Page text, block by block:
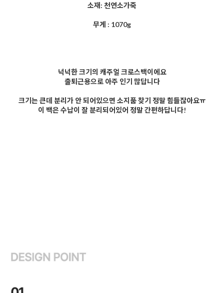
소재: 천연소가죽
무게 : 1070g
넉넉한 크기의 캐주얼 크로스백이에요
출퇴근용으로 아주 인기 많답니다
크기는 큰데 분리가 안 되어있으면 소지품 찾기 정말 힘들잖아요ㅠ
이 백은 수납이 잘 분리되어있어 정말 간편하답니다!